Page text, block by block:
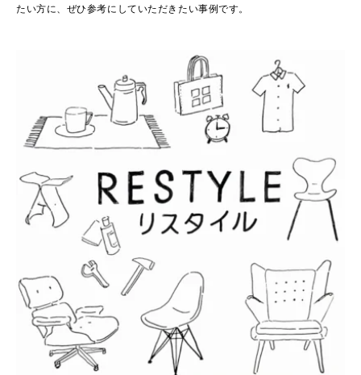
たい方に、ぜひ参考にしていただきたい事例です。